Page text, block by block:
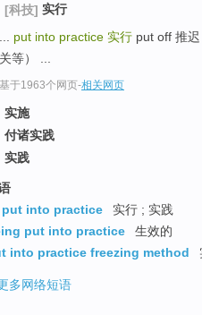
[科技] 实行
put into practice 实行 put off 推
关等） ...
基于1963个网页-相关网页
实施
付诸实践
实践
into practice
实行 ; 实践
put into practice
生效的
into practice freezing method
多网络短语